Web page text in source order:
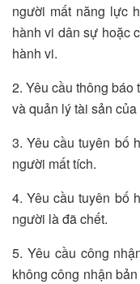
người mất năng lực
hành vi dân sự hoặc
hành vi.
2. Yêu cầu thông báo
và quản lý tài sản
3. Yêu cầu tuyên bố
người mất tích.
4. Yêu cầu tuyên bố
người là đã chết.
5. Yêu cầu công
không công nhận